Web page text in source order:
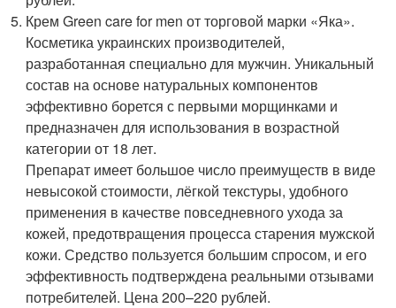
Крем Green care for men от торговой марки «Яка».
Косметика украинских производителей,
разработанная специально для мужчин. Уникальный
состав на основе натуральных компонентов
эффективно борется с первыми морщинками и
предназначен для использования в возрастной
категории от 18 лет.
Препарат имеет большое число преимуществ в виде
невысокой стоимости, лёгкой текстуры, удобного
применения в качестве повседневного ухода за
кожей, предотвращения процесса старения мужской
кожи. Средство пользуется большим спросом, и его
эффективность подтверждена реальными отзывами
потребителей. Цена 200–220 рублей.